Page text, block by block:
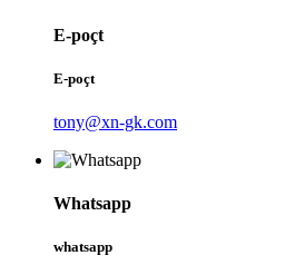
E-poçt
E-poçt
tony@xn-gk.com
Whatsapp
whatsapp